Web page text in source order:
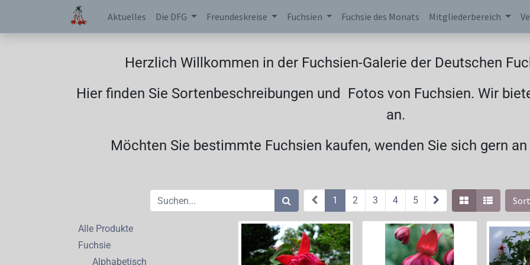
Aktuelles Die DFG Freundeskreise Fuchsien Fuchsie des Monats Mitgliederbereich
Herzlich Willkommen in der Fuchsien-Galerie der Deutschen
Hier finden Sie Sortenbeschreibungen und Fotos von Fuchsien. Wir
an.
Möchten Sie bestimmte Fuchsien kaufen, wenden Sie sich gern
1 2 3 4 5
Alle Produkte
Fuchsie
Alphabetisch